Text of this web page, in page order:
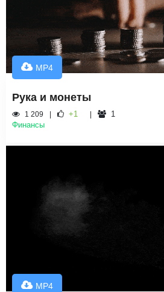
MP4
Рука и монеты
1 209 +1
1
Финансы
MP4